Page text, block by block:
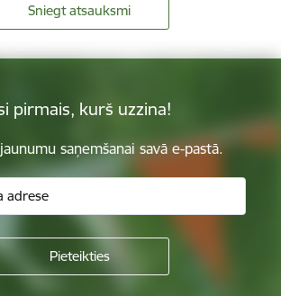
Sniegt atsauksmi
pirmais, kurš uzzina!
saņemšanai savā e-pastā.